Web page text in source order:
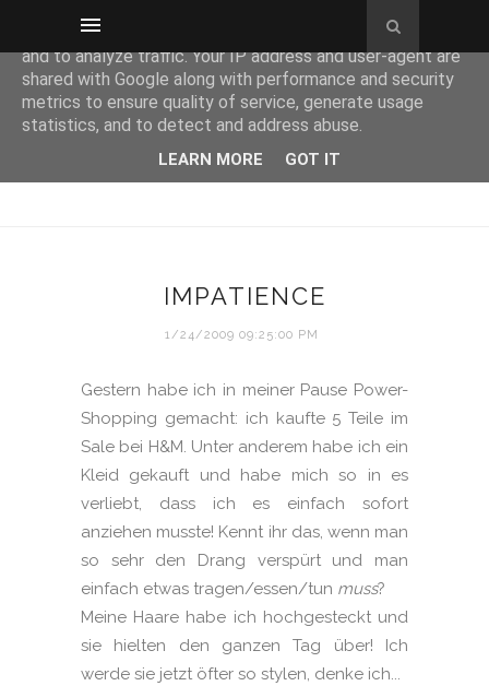
IMPATIENCE
1/24/2009 09:25:00 PM
Gestern habe ich in meiner Pause Power-
Shopping gemacht: ich kaufte 5 Teile im
Sale bei H&M. Unter anderem habe ich ein
Kleid gekauft und habe mich so in es
verliebt, dass ich es einfach sofort
anziehen musste! Kennt ihr das, wenn man
so sehr den Drang verspürt und man
einfach etwas tragen/essen/tun muss?
Meine Haare habe ich hochgesteckt und
sie hielten den ganzen Tag über! Ich
werde sie jetzt öfter so stylen, denke ich...
This site uses cookies from Google to deliver its services
and to analyze traffic. Your IP address and user-agent are
shared with Google along with performance and security
metrics to ensure quality of service, generate usage
statistics, and to detect and address abuse.
LEARN MORE GOT IT